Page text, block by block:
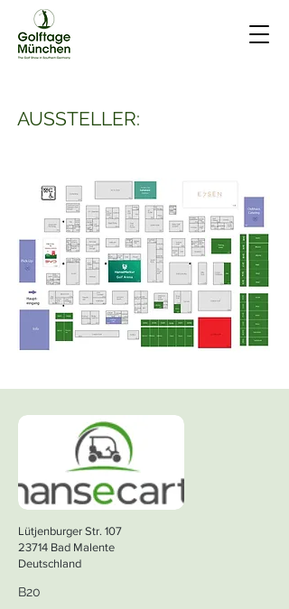
AUSSTELLER:
Lütjenburger Str. 107
23714 Bad Malente
Deutschland
B20